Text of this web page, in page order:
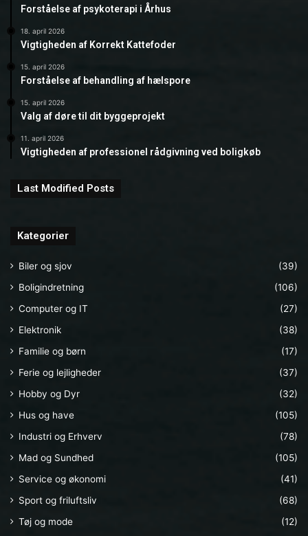
Forståelse af psykoterapi i Århus
18. april 2026
Vigtigheden af Korrekt Kattefoder
15. april 2026
Forståelse af behandling af hælspore
15. april 2026
Valg af døre til dit byggeprojekt
11. april 2026
Vigtigheden af professionel rådgivning ved boligkøb
Last Modified Posts
Kategorier
Biler og sjov
(39)
Boligindretning
(106)
Computer og IT
(27)
Elektronik
(38)
Familie og børn
(17)
Ferie og lejligheder
(37)
Hobby og Dyr
(32)
Hus og have
(105)
Industri og Erhverv
(78)
Mad og Sundhed
(105)
Service og økonomi
(41)
Sport og friluftsliv
(68)
Tøj og mode
(12)